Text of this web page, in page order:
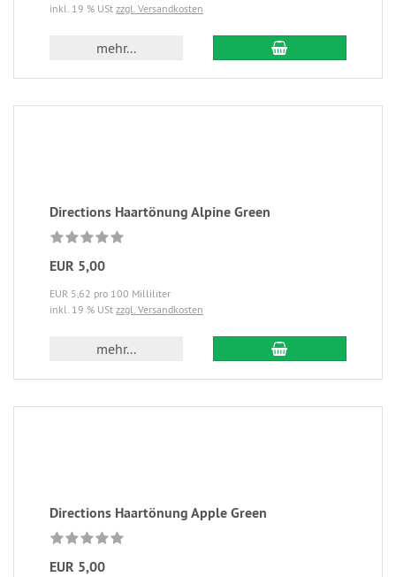
inkl. 19 % USt zzgl. Versandkosten
mehr...
Directions Haartönung Alpine Green
EUR 5,00
EUR 5,62 pro 100 Milliliter
inkl. 19 % USt zzgl. Versandkosten
mehr...
Directions Haartönung Apple Green
EUR 5,00